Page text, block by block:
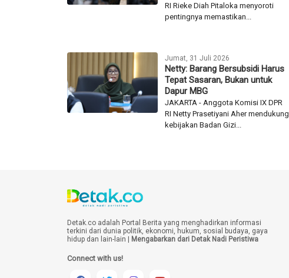
RI Rieke Diah Pitaloka menyoroti
pentingnya memastikan...
Jumat, 31 Juli 2026
Netty: Barang Bersubsidi Harus
Tepat Sasaran, Bukan untuk
Dapur MBG
JAKARTA - Anggota Komisi IX DPR
RI Netty Prasetiyani Aher mendukung
kebijakan Badan Gizi...
Detak.co adalah Portal Berita yang menghadirkan informasi
terkini dari dunia politik, ekonomi, hukum, sosial budaya, gaya
hidup dan lain-lain |
Mengabarkan dari Detak Nadi Peristiwa
Connect with us!